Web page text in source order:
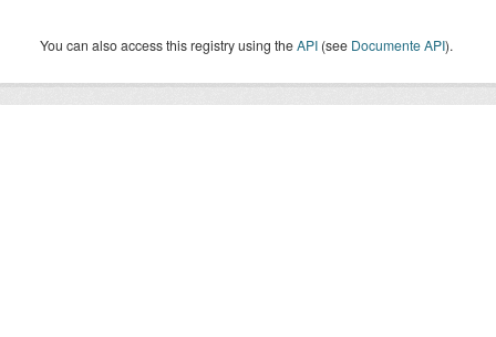
You can also access this registry using theAPI (see Documente API).